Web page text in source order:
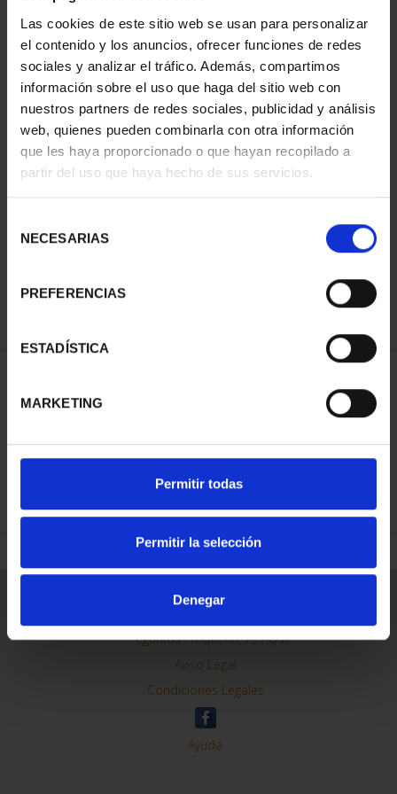
Las cookies de este sitio web se usan para personalizar
el contenido y los anuncios, ofrecer funciones de redes
sociales y analizar el tráfico. Además, compartimos
información sobre el uso que haga del sitio web con
nuestros partners de redes sociales, publicidad y análisis
web, quienes pueden combinarla con otra información
que les haya proporcionado o que hayan recopilado a
partir del uso que haya hecho de sus servicios.
NECESARIAS
PREFERENCIAS
ESTADÍSTICA
MARKETING
Permitir todas
Permitir la selección
Denegar
COPPER MEDAL TFP
AWARDS 2005 LUIS
€143.00
REFINE
General Information
Contacto
Preguntas Frequentes (FAQs)
Aviso Legal
Condiciones Legales
Ayuda